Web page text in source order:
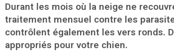
Durant les mois où la neige ne
traitement mensuel contre les
contrôlent également les vers ronds.
appropriés pour votre chien.